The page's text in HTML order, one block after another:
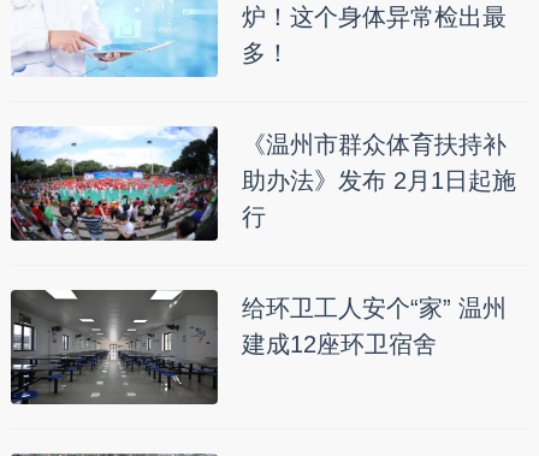
炉！这个身体异常检出最
多！
《温州市群众体育扶持补
助办法》发布 2月1日起施
行
给环卫工人安个“家” 温州
建成12座环卫宿舍